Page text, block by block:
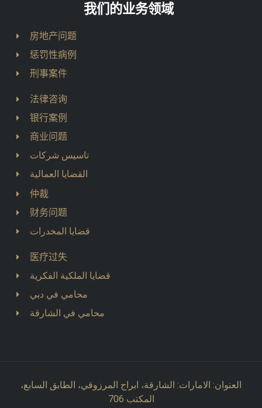
我们的业务领域
房地产问题
惩罚性病例
刑事案件
法律咨询
银行案例
商业问题
تاسيس شركات
القضايا العمالية
仲裁
财务问题
قضايا المخدرات
医疗过失
قضايا الملكية الفكرية
محامي في دبي
محامي في الشارقة
العنوان: الامارات: الشارقة، ابراج المرزوقي، الطابق السابع،
المكتب 706